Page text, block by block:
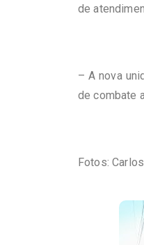
de
– A nova
de combate
Fotos: